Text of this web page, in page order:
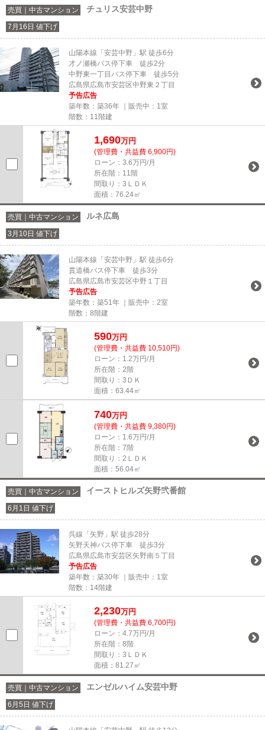
売買｜中古マンション チュリス安芸中野
7月16日 値下げ
山陽本線「安芸中野」駅 徒歩6分
才ノ瀬橋バス停下車 徒歩2分
中野東一丁目バス停下車 徒歩5分
広島県広島市安芸区中野東２丁目
予告広告
築年数：築36年 ｜販売中： 1室
階数：11階建
1,690万円
(管理費・共益費 6,900円)
ローン：3.6万円/月
所在階：11階
間取り：3ＬＤＫ
面積：76.24㎡
売買｜中古マンション ルネ広島
3月10日 値下げ
山陽本線「安芸中野」駅 徒歩6分
貫道橋バス停下車 徒歩3分
広島県広島市安芸区中野１丁目
予告広告
築年数：築51年 ｜販売中： 2室
階数：8階建
590万円
(管理費・共益費 10,510円)
ローン：1.2万円/月
所在階：2階
間取り：3ＤＫ
面積：63.44㎡
740万円
(管理費・共益費 9,380円)
ローン：1.6万円/月
所在階：7階
間取り：2ＬＤＫ
面積：56.04㎡
売買｜中古マンション イーストヒルズ矢野弐番館
6月1日 値下げ
呉線「矢野」駅 徒歩28分
矢野天神バス停下車 徒歩3分
広島県広島市安芸区矢野南５丁目
予告広告
築年数：築30年 ｜販売中： 1室
階数：14階建
2,230万円
(管理費・共益費 6,700円)
ローン：4.7万円/月
所在階：8階
間取り：3ＬＤＫ
面積：81.27㎡
売買｜中古マンション エンゼルハイム安芸中野
6月5日 値下げ